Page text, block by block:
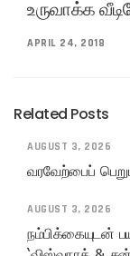
உருவாக்க
APRIL 24, 2018
Related Posts
AUGUST 3, 2026
வரவேற்பைப்
AUGUST 3, 2026
நம்பிக்கையுடன்